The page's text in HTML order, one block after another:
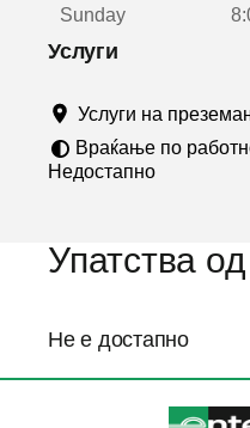
о
р
Sunday
Услуги
Услуги на
Враќање по
Недостапно
Упатства
Не е достапно